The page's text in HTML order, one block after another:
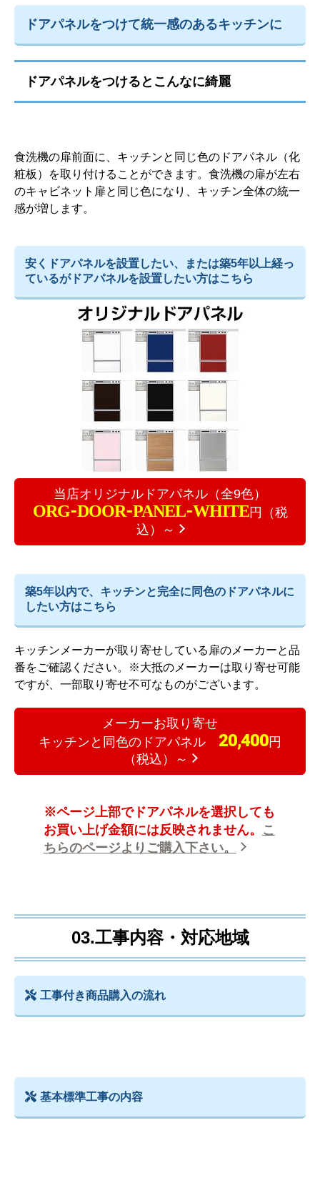
ドアパネルをつけて統一感のあるキッチンに
ドアパネルをつけるとこんなに綺麗
食洗機の扉前面に、キッチンと同じ色のドアパネル（化
粧板）を取り付けることができます。食洗機の扉が左右
のキャビネット扉と同じ色になり、キッチン全体の統一
感が増します。
安くドアパネルを設置したい、または築5年以上経っ
ているがドアパネルを設置したい方はこちら
当店オリジナルドアパネル（全9色）
ORG-DOOR-PANEL-WHITE円（税
込）～
築5年以内で、キッチンと完全に同色のドアパネルに
したい方はこちら
キッチンメーカーが取り寄せしている扉のメーカーと品
番をご確認ください。
※大抵のメーカーは取り寄せ可能
ですが、一部取り寄せ不可なものがございます。
メーカーお取り寄せ
キッチンと同色のドアパネル 20,400円
（税込）～
※ページ上部でドアパネルを選択しても
お買い上げ金額には反映されません。
こ
ちらのページよりご購入下さい。
03.工事内容・対応地域
工事付き商品購入の流れ
基本標準工事の内容